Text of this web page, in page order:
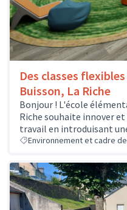
Des classes
Buisson, La Riche
Bonjour ! L'école
Riche souhaite innover
travail en introduisant
Environnement et cadre